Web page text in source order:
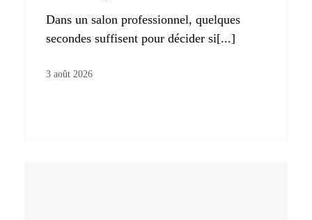
Dans un salon professionnel, quelques
secondes suffisent pour décider si[...]
3 août 2026